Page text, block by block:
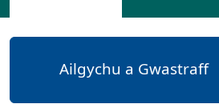
Ailgychu a Gwastraff